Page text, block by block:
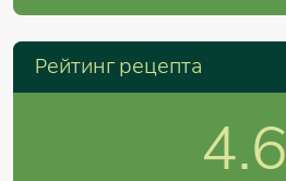
Рейтинг рецепта
4.6